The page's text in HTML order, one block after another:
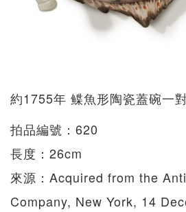
約1755年 鲽魚形陶瓷蓋碗一對
拍品編號：620
長度：26cm
來源：Acquired from the
Company, New York, 14